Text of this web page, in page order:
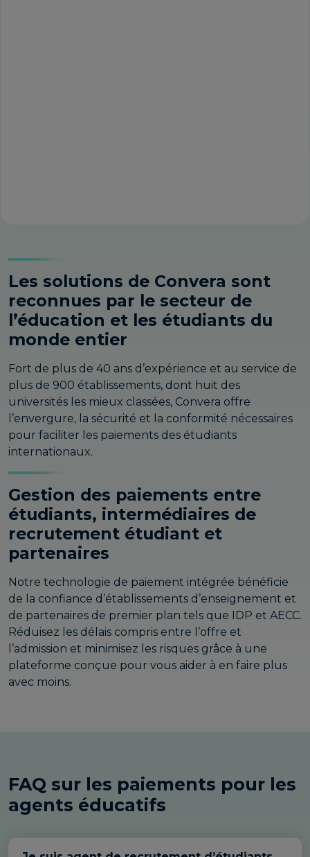
Les solutions de Convera sont
reconnues par le secteur de
l’éducation et les étudiants du
monde entier
Fort de plus de 40 ans d’expérience et au service de
plus de 900 établissements, dont huit des
universités les mieux classées, Convera offre
l’envergure, la sécurité et la conformité nécessaires
pour faciliter les paiements des étudiants
internationaux.
Gestion des paiements entre
étudiants, intermédiaires de
recrutement étudiant et
partenaires
Notre technologie de paiement intégrée bénéficie
de la confiance d’établissements d’enseignement et
de partenaires de premier plan tels que IDP et AECC.
Réduisez les délais compris entre l’offre et
l’admission et minimisez les risques grâce à une
plateforme conçue pour vous aider à en faire plus
avec moins.
FAQ sur les paiements pour les
agents éducatifs